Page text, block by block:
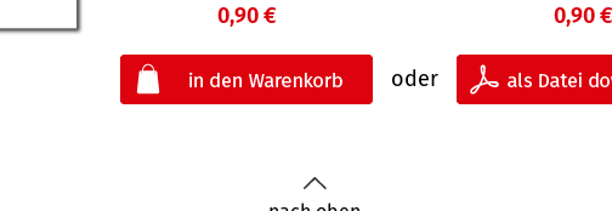
0,90 €
oder
0,90 €